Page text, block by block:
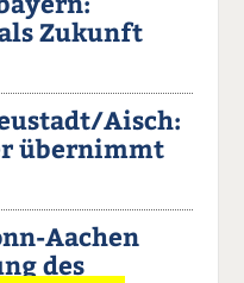
Zukunft
Aisch:
übernimmt
Aachen
des